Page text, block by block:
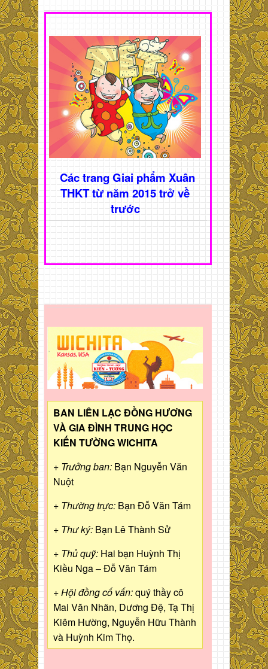
Các trang Giai phẩm Xuân
THKT từ năm 2015 trở về
trước
BAN LIÊN LẠC ĐỒNG HƯƠNG
VÀ GIA ĐÌNH TRUNG HỌC
KIẾN TƯỜNG WICHITA
+ Trưởng ban: Bạn Nguyễn Văn
Nuột
+ Thường trực: Bạn Đỗ Văn Tám
+ Thư ký: Bạn Lê Thành Sử
+ Thủ quỹ: Hai bạn Huỳnh Thị
Kiều Nga – Đỗ Văn Tám
+ Hội đồng cố vấn:quý thầy cô
Mai Văn Nhãn, Dương Đệ, Tạ Thị
Kiêm Hường, Nguyễn Hữu Thành
và Huỳnh Kim Thọ.